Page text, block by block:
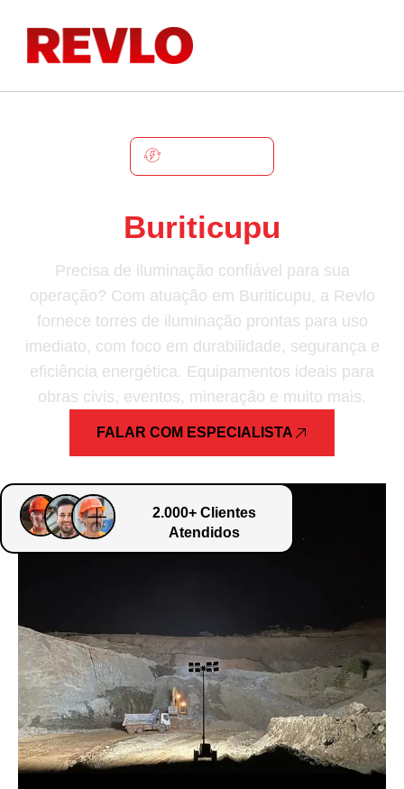
Buriticupu
Precisa de iluminação confiável para sua
operação? Com atuação em Buriticupu, a Revlo
fornece torres de iluminação prontas para uso
imediato, com foco em durabilidade, segurança e
eficiência energética. Equipamentos ideais para
obras civis, eventos, mineração e muito mais.
FALAR COM ESPECIALISTA
2.000+ Clientes
Atendidos